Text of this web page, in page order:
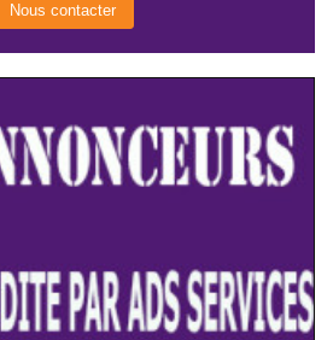
Nous contacter